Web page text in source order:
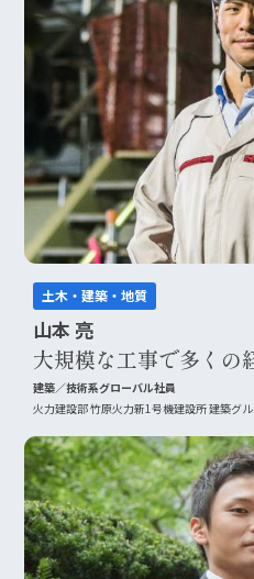
土木・建築・地質
山本 亮
大規模な工事で多くの
建築／技術系グローバル社員
火力建設部 竹原火力新1号機建設所 建築グ